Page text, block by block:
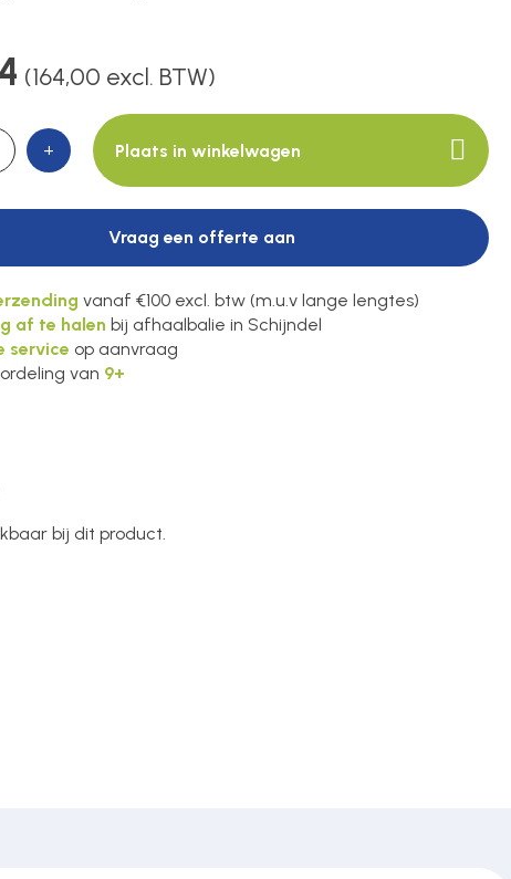
(164,00 excl. BTW)
+ Plaats in winkelwagen
Vraag een offerte aan
vanaf €100 excl. btw (m.u.v lange lengtes)
af te halen bij afhaalbalie in Schijndel
service op aanvraag
van 9+
bij dit product.